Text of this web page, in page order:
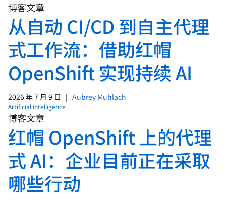
博客文章
从自动 CI/CD 到自主代理
式工作流：借助红帽
OpenShift 实现持续 AI
2026 年 7 月 9 日 | Aubrey Muhlach
Artificial intelligence
博客文章
红帽 OpenShift 上的代理
式 AI：企业目前正在采取
哪些行动